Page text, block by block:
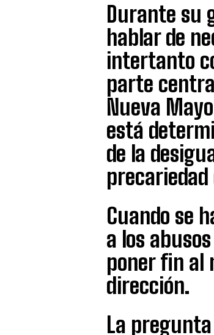
Durante su
hablar de
intertanto
parte
Nueva
está
de la
Cuando se
a los
poner fin al
dirección.
La